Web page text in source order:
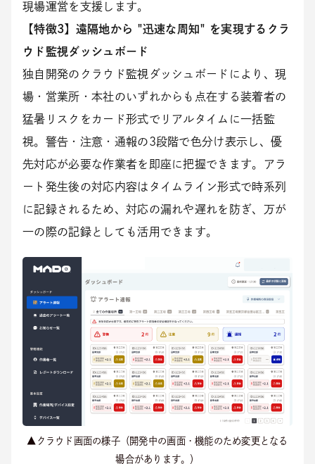
現場運営を支援します。
【特徴3】遠隔地から "迅速な周知" を実現するクラ
ウド監視ダッシュボード
独自開発のクラウド監視ダッシュボードにより、現
場・営業所・本社のいずれからも点在する装着者の
猛暑リスクをカード形式でリアルタイムに一括監
視。警告・注意・通報の3段階で色分け表示し、優
先対応が必要な作業者を即座に把握できます。アラ
ート発生後の対応内容はタイムライン形式で時系列
に記録されるため、対応の漏れや遅れを防ぎ、万が
一の際の記録としても活用できます。
▲クラウド画面の様子（開発中の画面・機能のため変更となる
場合があります。）